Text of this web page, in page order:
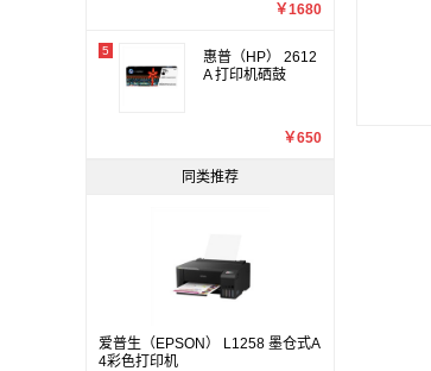
￥1680
5
惠普（HP） 2612
A 打印机硒鼓
￥650
同类推荐
爱普生（EPSON） L1258 墨仓式A
4彩色打印机